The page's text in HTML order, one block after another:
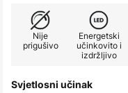
Nije
prigušivo
Energetski
učinkovito i
izdržljivo
Svjetlosni učinak